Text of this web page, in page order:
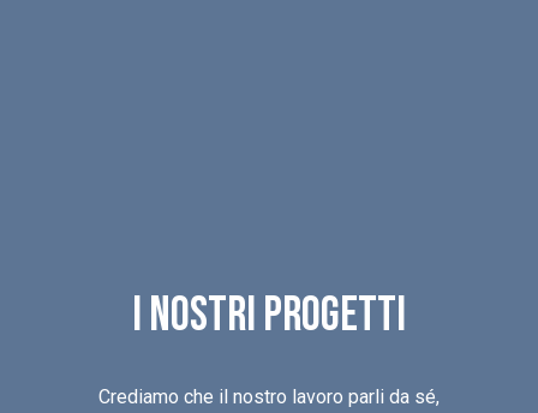
I nostri Progetti
Crediamo che il nostro lavoro parli da sé,